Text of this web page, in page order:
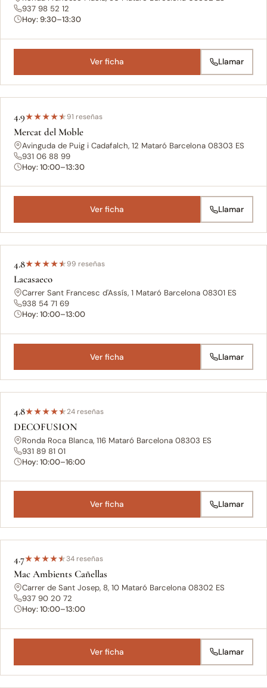
937 98 52 12
Hoy: 9:30–13:30
Ver ficha Llamar
4.9★★★★★91 reseñas
Mercat del Moble
Avinguda de Puig i Cadafalch, 12 Mataró Barcelona 08303 ES
931 06 88 99
Hoy: 10:00–13:30
Ver ficha Llamar
4.8★★★★★99 reseñas
Lacasaeco
Carrer Sant Francesc d'Assís, 1 Mataró Barcelona 08301 ES
938 54 71 69
Hoy: 10:00–13:00
Ver ficha Llamar
4.8★★★★★24 reseñas
DECOFUSION
Ronda Roca Blanca, 116 Mataró Barcelona 08303 ES
931 89 81 01
Hoy: 10:00–16:00
Ver ficha Llamar
4.7★★★★★34 reseñas
Mac Ambients Cañellas
Carrer de Sant Josep, 8, 10 Mataró Barcelona 08302 ES
937 90 20 72
Hoy: 10:00–13:00
Ver ficha Llamar